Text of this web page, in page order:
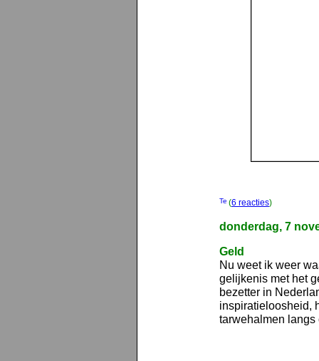
(6 reacties)
donderdag, 7
Geld
Nu weet ik weer
gelijkenis met het
bezetter in
inspiratieloosheid,
tarwehalmen langs